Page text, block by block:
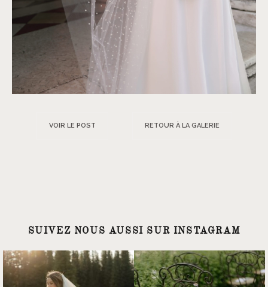
VOIR LE POST RETOUR À LA GALERIE
SUIVEZ NOUS AUSSI SUR INSTAGRAM